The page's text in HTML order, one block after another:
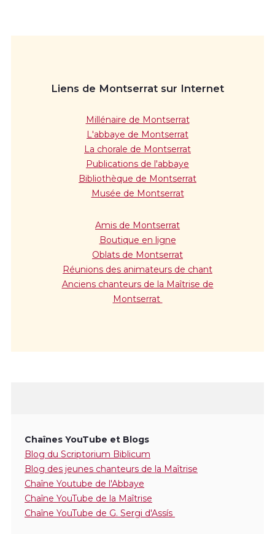
Liens de Montserrat sur Internet
Millénaire de Montserrat
L'abbaye de Montserrat
La chorale de Montserrat
Publications de l'abbaye
Bibliothèque de Montserrat
Musée de Montserrat
Amis de Montserrat
Boutique en ligne
Oblats de Montserrat
Réunions des animateurs de chant
Anciens chanteurs de la Maîtrise de
Montserrat
Chaînes YouTube et Blogs
Blog du Scriptorium Biblicum
Blog des jeunes chanteurs de la Maîtrise
Chaîne Youtube de l'Abbaye
Chaîne YouTube de la Maîtrise
Chaîne YouTube de G. Sergi d'Assís